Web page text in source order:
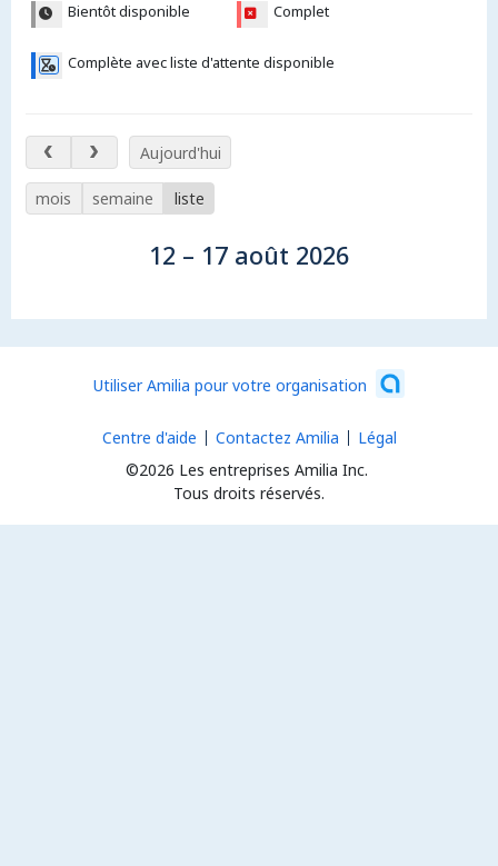
Bientôt disponible Complet
Complète avec liste d'attente disponible
12 – 17 août 2026
Aujourd'hui
mois semaine liste
12 – 17 août 2026
Utiliser Amilia pour votre organisation
©2026 Les entreprises Amilia Inc.
Tous droits réservés.
Centre d'aide Contactez Amilia Légal